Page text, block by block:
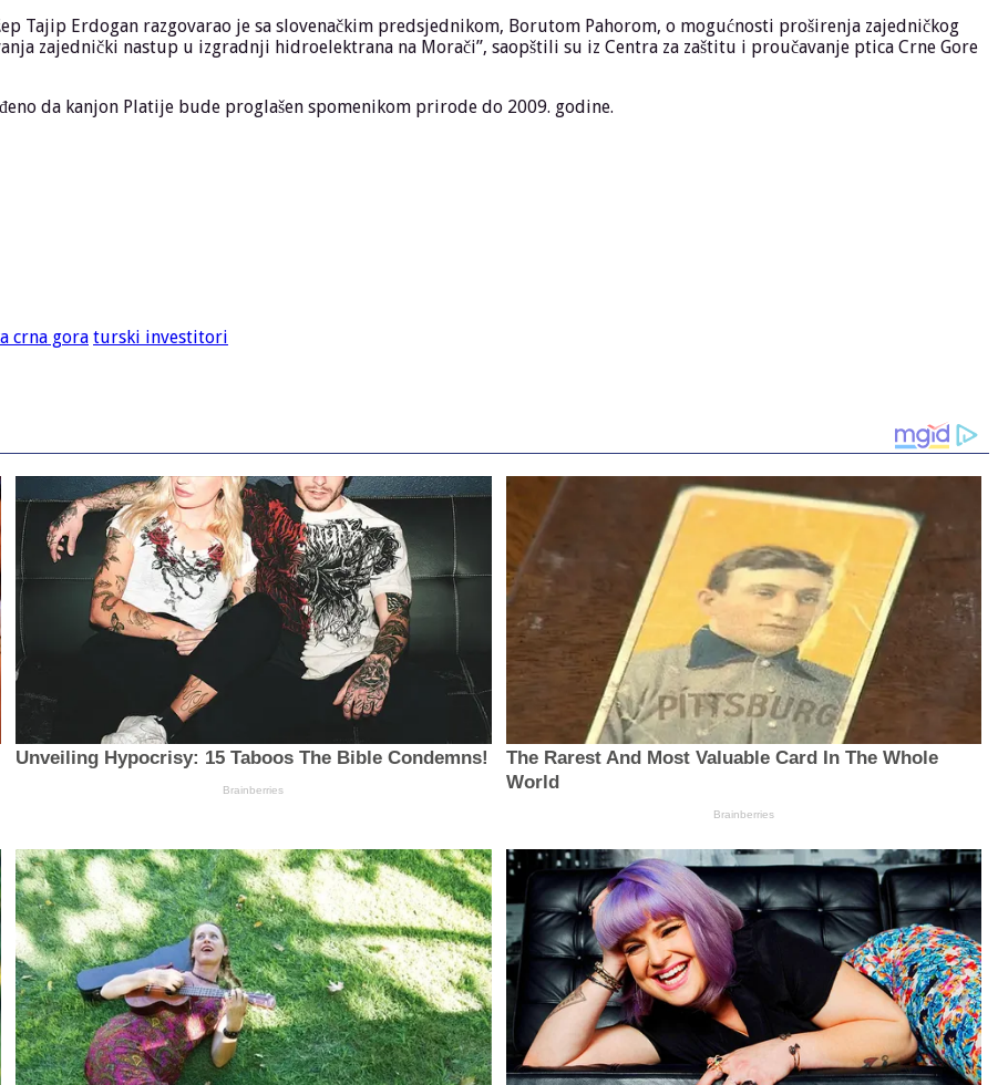
Tajip Erdogan razgovarao je sa slovenačkim predsjednikom, Borutom Pahorom, o mogućnosti proširenja zajedničkog
zajednički nastup u izgradnji hidroelektrana na Morači”, saopštili su iz Centra za zaštitu i proučavanje ptica Crne Gore
da kanjon Platije bude proglašen spomenikom prirode do 2009. godine.
crna gora turski investitori